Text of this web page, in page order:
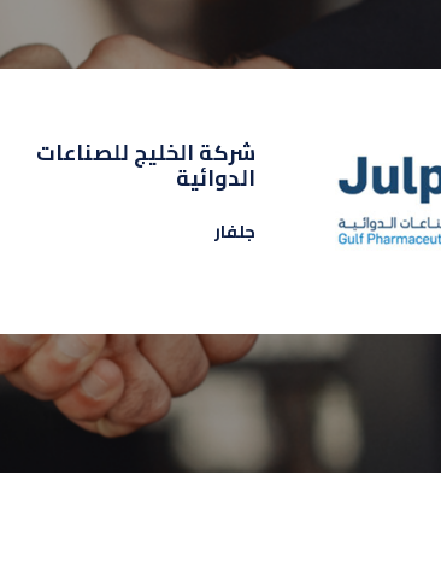
شركة الخليج للصناعات
الدوائية
جلفار